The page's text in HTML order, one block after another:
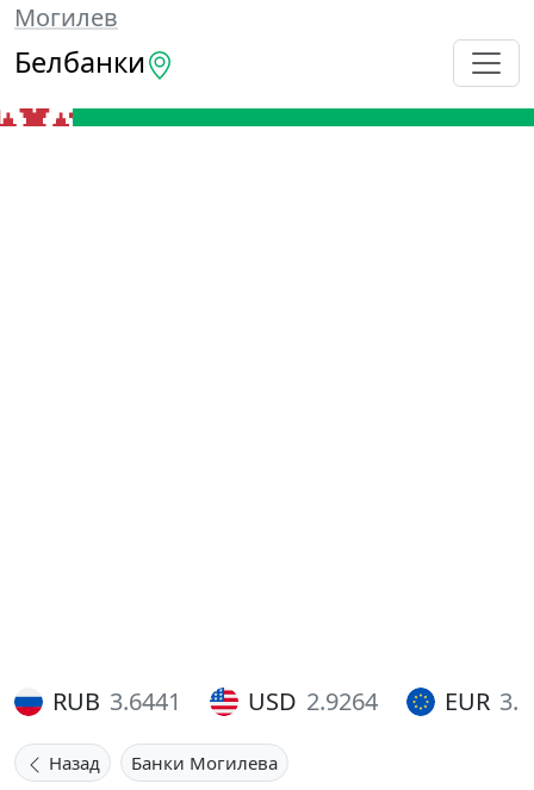
Могилев
Белбанки
RUB 3.6441 USD 2.9264 EUR
Назад Банки Могилева